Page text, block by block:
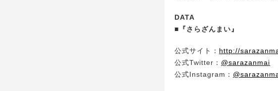
DATA
■『さらざんまい』
公式サイト： http://
公式Twitter： @sarazanmai
公式Instagram：